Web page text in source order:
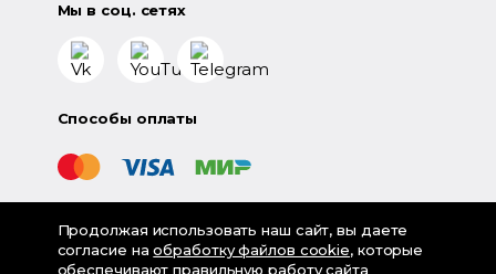
Мы в соц. сетях
Способы оплаты
©2026«LampsShop» - интернет-магазин люстр и
светильников
Продолжая использовать наш сайт, вы даете
согласие наобработку файлов cookie, которые
обеспечивают правильную работу сайта